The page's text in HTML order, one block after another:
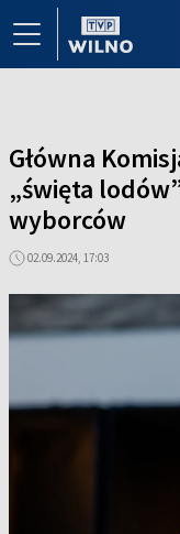
Główna
„święta
wyborców
02.09.2024, 17:03